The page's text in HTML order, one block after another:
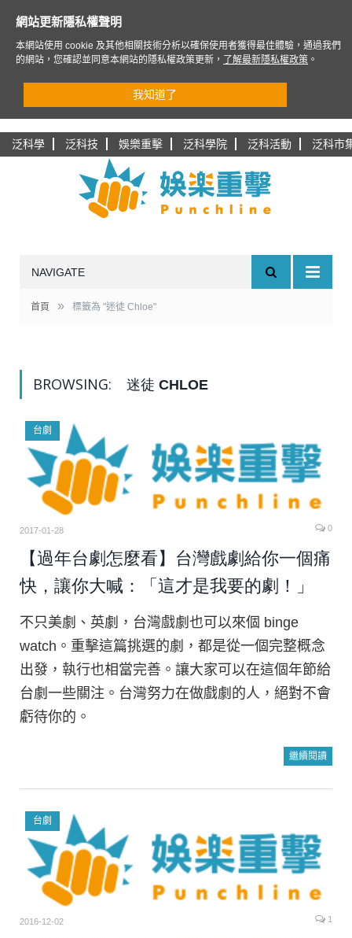
泛科學 泛科技 娛樂重擊 泛科學院 泛科活動 泛科市
NAVIGATE
首頁 » 標籤為 "迷徒 Chloe"
BROWSING: 迷徒 CHLOE
台劇
2017-01-28 0
【過年台劇怎麼看】台灣戲劇給你一個痛
快，讓你大喊：「這才是我要的劇！」
不只美劇、英劇，台灣戲劇也可以來個 binge
watch。重擊這篇挑選的劇，都是從一個完整概念
出發，執行也相當完善。讓大家可以在這個年節給
台劇一些關注。台灣努力在做戲劇的人，絕對不會
虧待你的。
繼續閱讀
台劇
2016-12-02 1
網站更新隱私權聲明
本網站使用 cookie 及其他相關技術分析以確保使用者獲得最佳體驗，通過我們
的網站，您確認並同意本網站的隱私權政策更新，
了解最新隱私權政策 。
我知道了